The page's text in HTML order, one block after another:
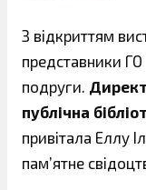
З відкриттям
представники ГО
подруги.
публічна
привітала Еллу
пам’ятне